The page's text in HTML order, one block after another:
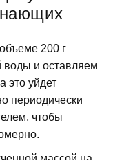
200 г
воды и оставляем
это уйдет
периодически
чтобы